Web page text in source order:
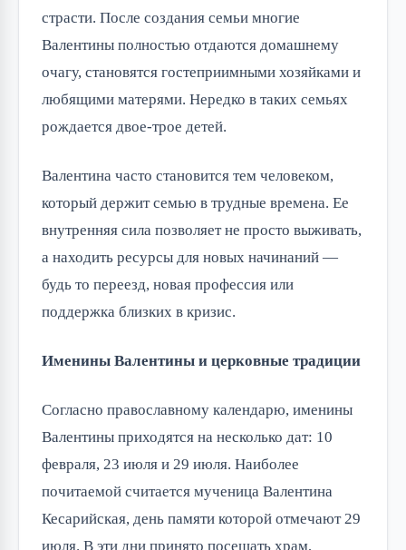
страсти. После создания семьи многие
Валентины полностью отдаются домашнему
очагу, становятся гостеприимными хозяйками и
любящими матерями. Нередко в таких семьях
рождается двое-трое детей.
Валентина часто становится тем человеком,
который держит семью в трудные времена. Ее
внутренняя сила позволяет не просто выживать,
а находить ресурсы для новых начинаний —
будь то переезд, новая профессия или
поддержка близких в кризис.
Именины Валентины и церковные традиции
Согласно православному календарю, именины
Валентины приходятся на несколько дат: 10
февраля, 23 июля и 29 июля. Наиболее
почитаемой считается мученица Валентина
Кесарийская, день памяти которой отмечают 29
июля. В эти дни принято посещать храм,